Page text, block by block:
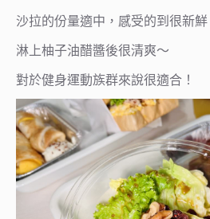
沙拉的份量適中，感受的到很新鮮
淋上柚子油醋醬後很清爽～
對於健身運動族群來說很適合！